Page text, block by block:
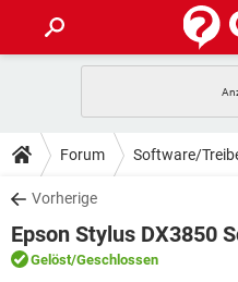
ANDROID
WINDOWS 10
WHATSAPP
FACEBOOK
TIPPS & TRICKS
SPIELE
WINDOWS 10
DOWNLOADS
SPIELE
ANDROID
FORUM
Forum Software/
Vorherige
Epson Stylus DX3850
Gelöst/Geschlossen